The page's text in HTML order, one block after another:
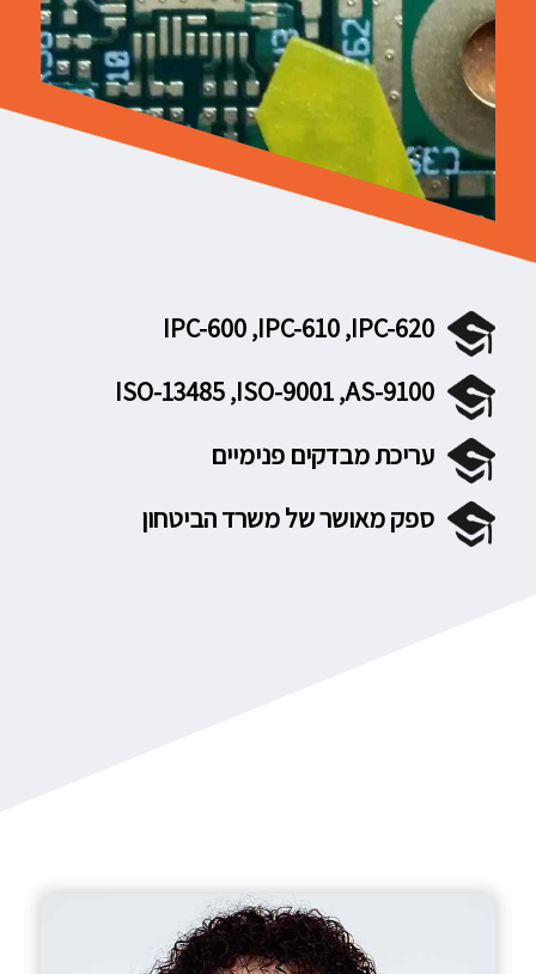
IPC-600 ,IPC-610 ,IPC-620
ISO-13485 ,ISO-9001 ,AS-9100
עריכת מבדקים פנימיים
ספק מאושר של משרד הביטחון